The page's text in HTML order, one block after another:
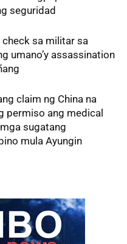
seguridad
sa militar sa
umano’y assassination
claim ng China na
permiso ang medical
sugatang
mula Ayungin